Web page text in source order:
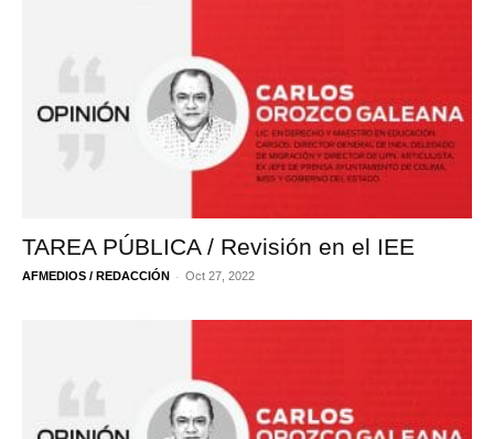
TAREA PÚBLICA / Revisión en el IEE
AFMEDIOS / REDACCIÓN - Oct 27, 2022